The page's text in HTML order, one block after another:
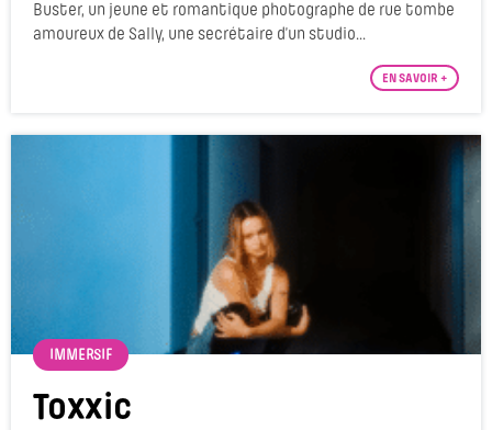
Buster, un jeune et romantique photographe de rue tombe
amoureux de Sally, une secrétaire d’un studio...
EN SAVOIR +
IMMERSIF
Toxxic